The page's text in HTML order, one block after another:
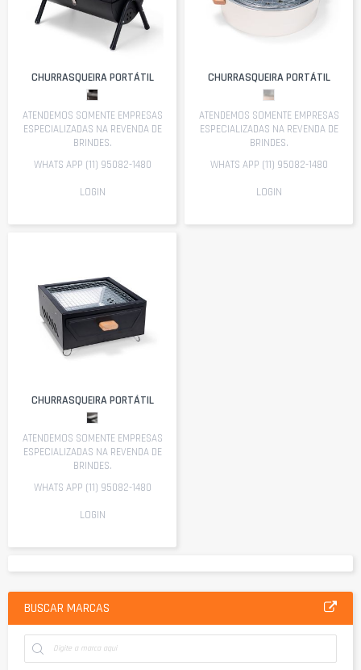
CHURRASQUEIRA PORTÁTIL
ATENDEMOS SOMENTE EMPRESAS
ESPECIALIZADAS NA REVENDA DE
BRINDES.
WHATS APP (11) 95082-1480
LOGIN
CHURRASQUEIRA PORTÁTIL
ATENDEMOS SOMENTE EMPRESAS
ESPECIALIZADAS NA REVENDA DE
BRINDES.
WHATS APP (11) 95082-1480
LOGIN
CHURRASQUEIRA PORTÁTIL
ATENDEMOS SOMENTE EMPRESAS
ESPECIALIZADAS NA REVENDA DE
BRINDES.
WHATS APP (11) 95082-1480
LOGIN
BUSCAR MARCAS